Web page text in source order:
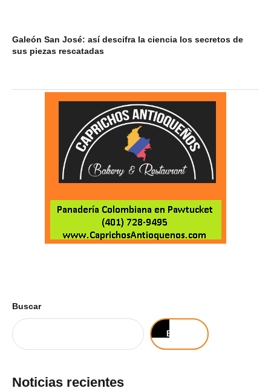
Galeón San José: así descifra la ciencia los secretos de
sus piezas rescatadas
Buscar
Buscar
Noticias recientes